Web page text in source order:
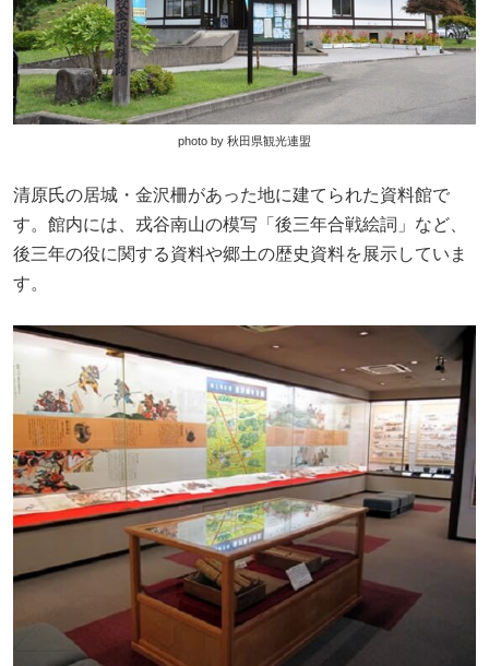
photo by 秋田県観光連盟
清原氏の居城・金沢柵があった地に建てられた資料館で
す。館内には、戎谷南山の模写「後三年合戦絵詞」など、
後三年の役に関する資料や郷土の歴史資料を展示していま
す。